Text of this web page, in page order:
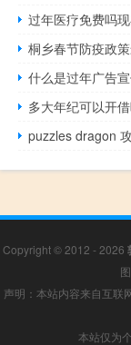
过年医疗免费吗
桐乡春节防疫政
什么是过年广告
多大年纪可以开
puzzles dragon
Copyright © 2012 - 2026
图
声明：本站内容来自互联
本站仅为